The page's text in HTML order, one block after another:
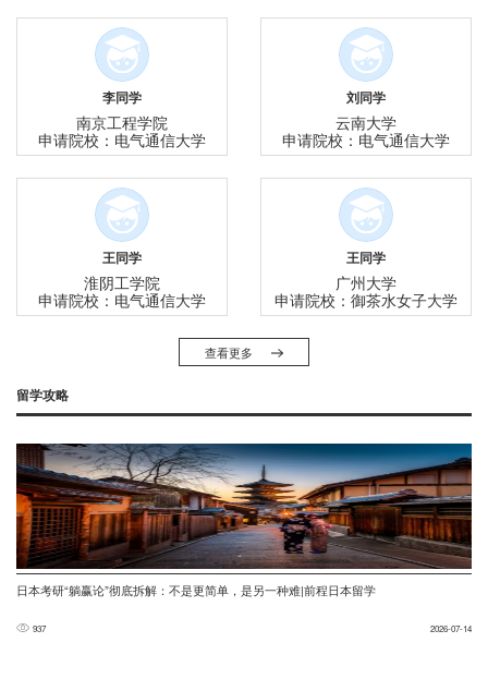
李同学
南京工程学院
申请院校：电气通信大学
刘同学
云南大学
申请院校：电气通信大学
王同学
淮阴工学院
申请院校：电气通信大学
王同学
广州大学
申请院校：御茶水女子大学
查看更多
留学攻略
日本考研“躺赢论”彻底拆解：不是更简单，是另一种难|前程日本留学
937 2026-07-14